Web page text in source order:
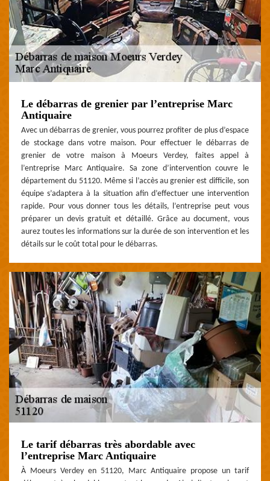
Le débarras de grenier par l’entreprise Marc
Antiquaire
Avec un débarras de grenier, vous pourrez profiter de plus d’espace
de stockage dans votre maison. Pour effectuer le débarras de
grenier de votre maison à Moeurs Verdey, faites appel à
l’entreprise Marc Antiquaire. Sa zone d’intervention couvre le
département du 51120. Même si l’accès au grenier est difficile, son
équipe s’adaptera à la situation afin d’effectuer une intervention
rapide. Pour vous donner tous les détails, l’entreprise peut vous
préparer un devis gratuit et détaillé. Grâce au document, vous
aurez toutes les informations sur la durée de son intervention et les
détails sur le coût total pour le débarras.
Le tarif débarras très abordable avec
l’entreprise Marc Antiquaire
À Moeurs Verdey en 51120, Marc Antiquaire propose un tarif